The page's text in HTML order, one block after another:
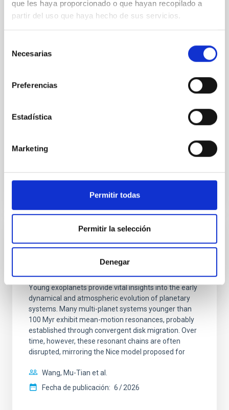
que les haya proporcionado o que hayan recopilado a
partir del uso que haya hecho de sus servicios.
Necesarias
Preferencias
Estadística
Marketing
Permitir todas
Permitir la selección
Denegar
Mg-abundance gradients from JWST-
SUSPENSE
quiescent galaxies at cosmic noon provide powerful
studies have revealed that the cores of these
BIBCODE 2026A&A...710A.158C
NÚMERO DE CITAS 7
An adolescent and near-resonant planetary
system near the end of photoevaporation
Young exoplanets provide vital insights into the early
dynamical and atmospheric evolution of planetary
systems. Many multi-planet systems younger than
100 Myr exhibit mean-motion resonances, probably
established through convergent disk migration. Over
time, however, these resonant chains are often
disrupted, mirroring the Nice model proposed for
Wang, Mu-Tian et al.
Fecha de publicación: 6 2026